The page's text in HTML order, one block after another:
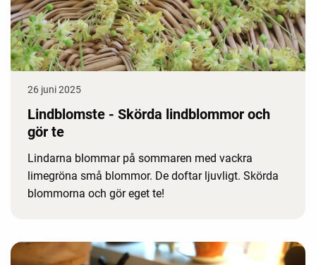
26 juni 2025
Lindblomste - Skörda lindblommor och
gör te
Lindarna blommar på sommaren med vackra
limegröna små blommor. De doftar ljuvligt. Skörda
blommorna och gör eget te!